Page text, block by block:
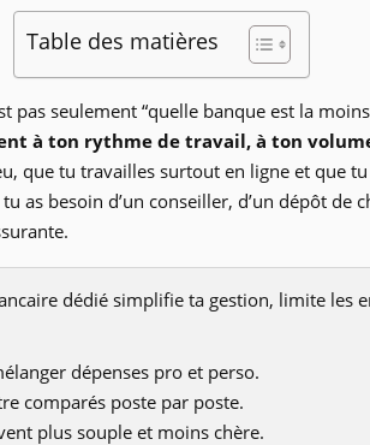
Table des matières
pas seulement “quelle banque est la
à ton rythme de travail, à ton
que tu travailles surtout en ligne et que
as besoin d’un conseiller, d’un dépôt de
dédié simplifie ta gestion, limite les
dépenses pro et perso.
comparés poste par poste.
plus souple et moins chère.